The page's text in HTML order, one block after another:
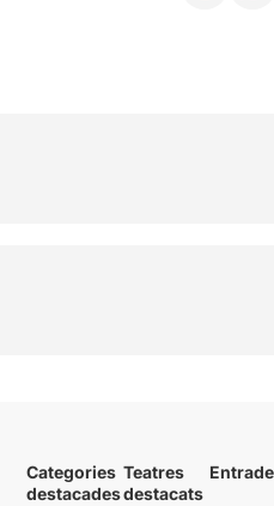
Categories
destacades
Teatres
destacats